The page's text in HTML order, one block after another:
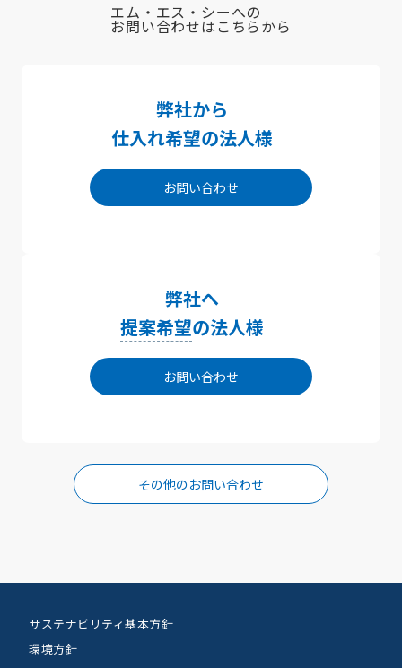
エム・エス・シーへの
お問い合わせはこちらから
弊社から
仕入れ希望の法人様
お問い合わせ
弊社へ
提案希望の法人様
お問い合わせ
その他のお問い合わせ
サステナビリティ基本方針
環境方針